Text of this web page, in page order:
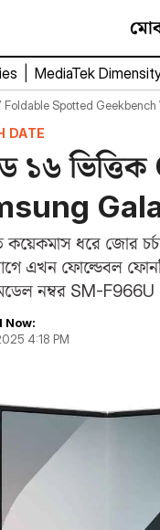
MediaTek
Spotted Geekbench
DATE
১৬
ধরে জোর
এখন ফোল্ডেবল
নম্বর SM-
Now:
4:18 PM